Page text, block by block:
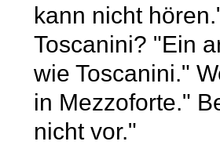
kann nicht
Toscanini? "Ein
wie Toscanini."
in Mezzoforte."
nicht vor."